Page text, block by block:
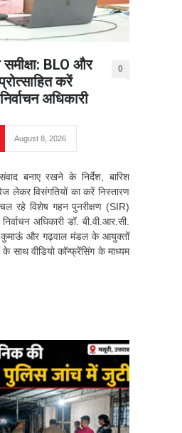
BLO और
करें
अधिकारी
0
August 8, 2026
बनाए रखने के निर्देश, बारिश
लेकर विसंगतियों का करें निस्तारण
रहे विशेष गहन पुनरीक्षण (SIR)
अधिकारी डॉ. बी.वी.आर.सी.
कुमाऊं और गढ़वाल मंडल के आयुक्तों
के साथ वीडियो कॉन्फ्रेंसिंग के माध्यम